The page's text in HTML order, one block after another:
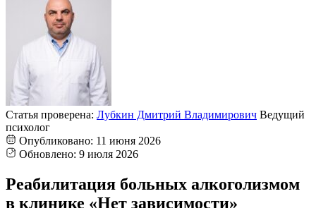
Статья проверена: Лубкин Дмитрий Владимирович Ведущий
психолог
Опубликовано: 11 июня 2026
Обновлено: 9 июля 2026
Реабилитация больных алкоголизмом
в клинике «Нет зависимости»